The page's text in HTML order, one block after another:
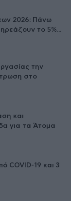
2026: Πάνω
το 5%...
την
στο
και
για τα Άτομα
COVID-19 και 3